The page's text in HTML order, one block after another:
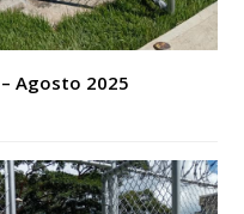
Agosto 2025